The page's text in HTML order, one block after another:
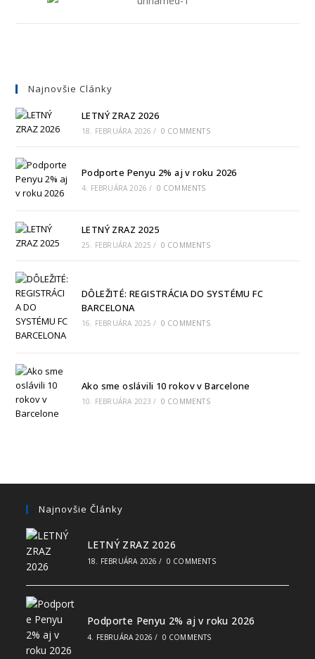
Najnovšie Clánky
LETNÝ ZRAZ 2026
18. FEBRUÁRA 2026 / 0 COMMENTS
Podporte Penyu 2% aj v roku 2026
4. FEBRUÁRA 2026 / 0 COMMENTS
LETNÝ ZRAZ 2025
25. FEBRUÁRA 2025 / 0 COMMENTS
DÔLEŽITÉ: REGISTRÁCIA DO SYSTÉMU FC
BARCELONA
16. FEBRUÁRA 2025 / 0 COMMENTS
Ako sme oslávili 10 rokov v Barcelone
10. FEBRUÁRA 2023 / 0 COMMENTS
Najnovšie Články
LETNÝ ZRAZ 2026
18. FEBRUÁRA 2026 / 0 COMMENTS
Podporte Penyu 2% aj v roku 2026
4. FEBRUÁRA 2026 / 0 COMMENTS